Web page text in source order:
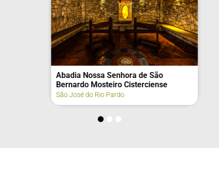
Abadia Nossa Senhora de São
Bernardo Mosteiro Cisterciense
São José do Rio Pardo